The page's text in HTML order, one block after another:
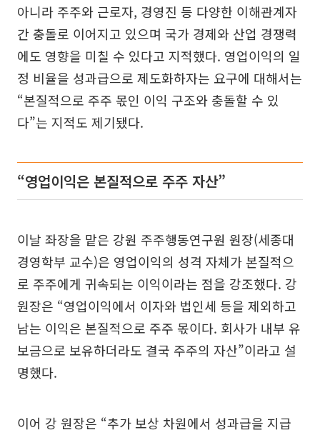
아니라 주주와 근로자, 경영진 등 다양한 이해관계자
간 충돌로 이어지고 있으며 국가 경제와 산업 경쟁력
에도 영향을 미칠 수 있다고 지적했다. 영업이익의 일
정 비율을 성과급으로 제도화하자는 요구에 대해서는
“본질적으로 주주 몫인 이익 구조와 충돌할 수 있
다”는 지적도 제기됐다.
“영업이익은 본질적으로 주주 자산”
이날 좌장을 맡은 강원 주주행동연구원 원장(세종대
경영학부 교수)은 영업이익의 성격 자체가 본질적으
로 주주에게 귀속되는 이익이라는 점을 강조했다. 강
원장은 “영업이익에서 이자와 법인세 등을 제외하고
남는 이익은 본질적으로 주주 몫이다. 회사가 내부 유
보금으로 보유하더라도 결국 주주의 자산”이라고 설
명했다.
이어 강 원장은 “추가 보상 차원에서 성과급을 지급